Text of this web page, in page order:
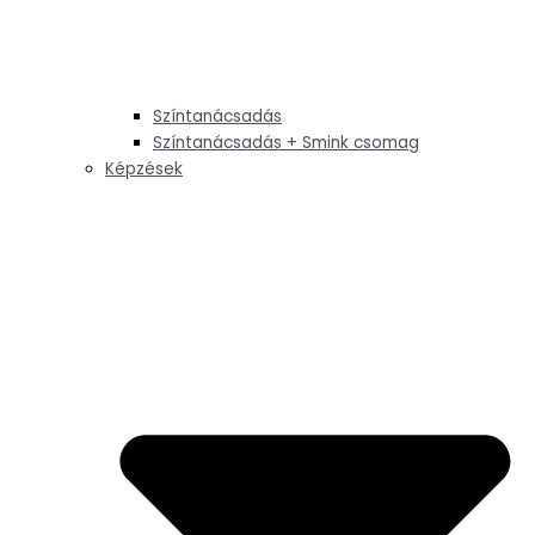
Színtanácsadás
Színtanácsadás + Smink csomag
Képzések